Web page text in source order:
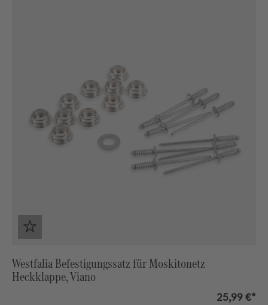
Westfalia Befestigungssatz für Moskitonetz
Heckklappe, Viano
25,99 €*